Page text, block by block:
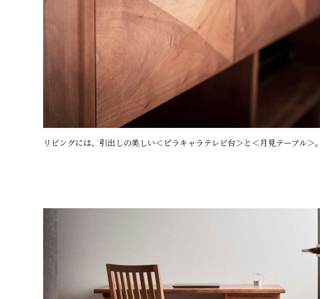
リビングには、引出しの美しい＜ピラキャラテレビ台＞と＜月見テーブル＞。